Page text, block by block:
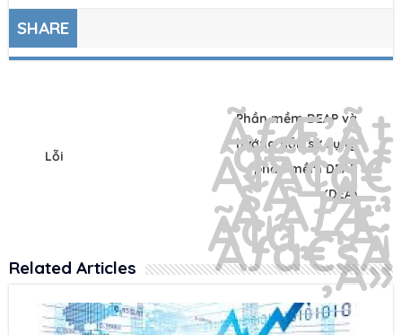
SHARE
Lỗi
Phần mềm DEAP và
hướng dẫn sử dụng
phần mềm DEAP
(DEA)
Related Articles